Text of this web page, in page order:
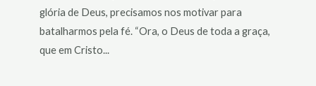
glória de Deus, precisamos nos motivar para
batalharmos pela fé. “Ora, o Deus de toda a graça,
que em Cristo...